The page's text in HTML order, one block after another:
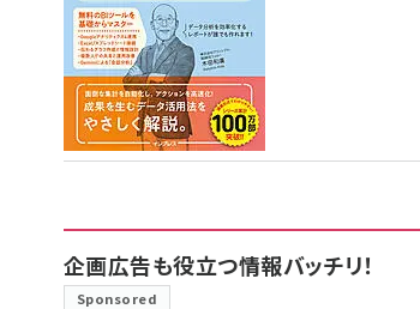
7月31日 10:00
企画広告も役立つ情報バッチリ！
Sponsored